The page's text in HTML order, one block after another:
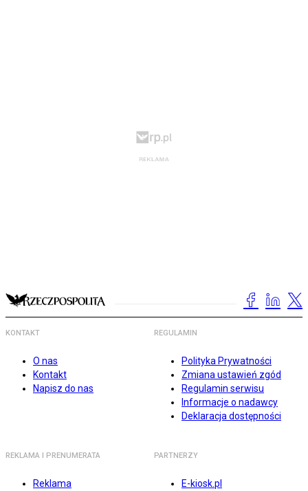
KONTAKT
O nas
Kontakt
Napisz do nas
REGULAMIN
Polityka Prywatności
Zmiana ustawień zgód
Regulamin serwisu
Informacje o nadawcy
Deklaracja dostępności
REKLAMA I PRENUMERATA
Reklama
PARTNERZY
E-kiosk.pl